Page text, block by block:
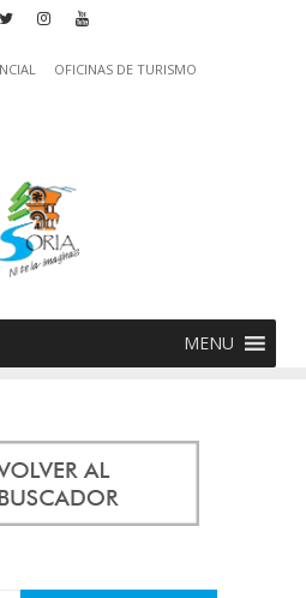
OFICINAS DE TURISMO
MENU